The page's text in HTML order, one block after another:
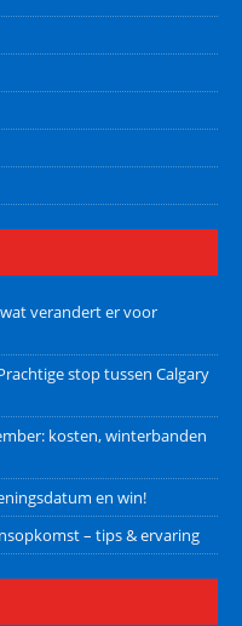
verandert er voor
stop tussen Calgary
kosten, winterbanden
en win!
– tips & ervaring